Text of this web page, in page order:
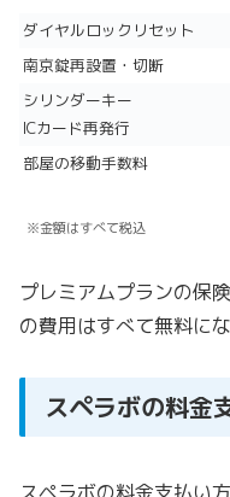
ダイヤルロックリセット
南京錠再設置・切断
シリンダーキー
ICカード再発行
部屋の移動手数料
※金額はすべて税込
プレミアムプランの保
の費用はすべて無料にな
スペラボの料金